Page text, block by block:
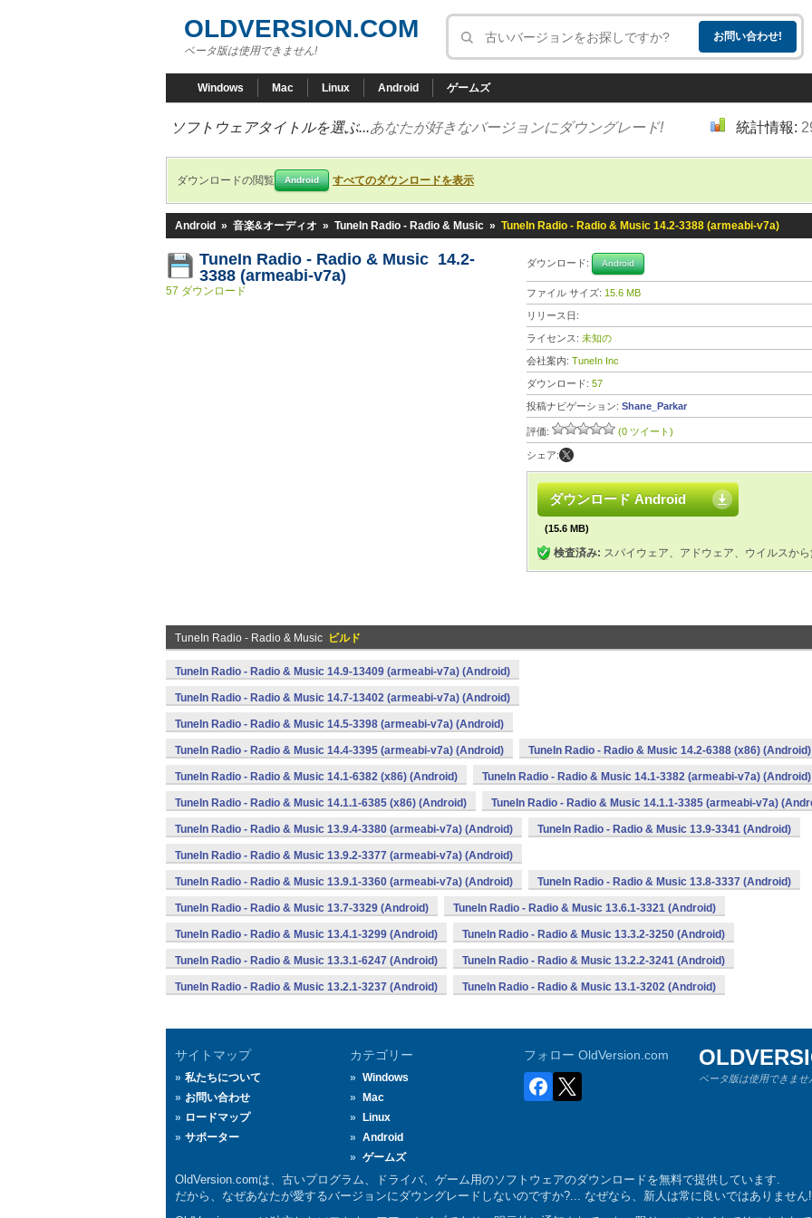
OLDVERSION.COM
ベータ版は使用できません!
Windows Mac Linux Android ゲームズ
ソフトウェアタイトルを選ぶ...あなたが好きなバージョンにダウングレード! 統計情報:
ダウンロードの閲覧 Android すべてのダウンロードを表示
Android » 音楽&オーディオ » TuneIn Radio - Radio & Music » TuneIn Radio - Radio & Music 14.2-3388 (armeabi-v7a)
TuneIn Radio - Radio & Music 14.2-
3388 (armeabi-v7a)
57 ダウンロード
ダウンロード: Android
ファイル サイズ: 15.6 MB
リリース日:
ライセンス: 未知の
会社案内: TuneIn Inc
ダウンロード: 57
投稿ナビゲーション: Shane_Parkar
評価: (0 ツイート)
シェア:
ダウンロード Android
(15.6 MB)
検査済み: スパイウェア、アドウェア、ウイルスか
TuneIn Radio - Radio & Music ビルド
TuneIn Radio - Radio & Music 14.9-13409 (armeabi-v7a) (Android)
TuneIn Radio - Radio & Music 14.7-13402 (armeabi-v7a) (Android)
TuneIn Radio - Radio & Music 14.5-3398 (armeabi-v7a) (Android)
TuneIn Radio - Radio & Music 14.4-3395 (armeabi-v7a) (Android) TuneIn Radio - Radio & Music 14.2-6388 (x86) (Android)
TuneIn Radio - Radio & Music 14.1-6382 (x86) (Android) TuneIn Radio - Radio & Music 14.1-3382 (armeabi-v7a) (Android)
TuneIn Radio - Radio & Music 14.1.1-6385 (x86) (Android) TuneIn Radio - Radio & Music 14.1.1-3385 (armeabi-v7a)
TuneIn Radio - Radio & Music 13.9.4-3380 (armeabi-v7a) (Android) TuneIn Radio - Radio & Music 13.9-3341 (Android)
TuneIn Radio - Radio & Music 13.9.2-3377 (armeabi-v7a) (Android)
TuneIn Radio - Radio & Music 13.9.1-3360 (armeabi-v7a) (Android) TuneIn Radio - Radio & Music 13.8-3337 (Android)
TuneIn Radio - Radio & Music 13.7-3329 (Android) TuneIn Radio - Radio & Music 13.6.1-3321 (Android)
TuneIn Radio - Radio & Music 13.4.1-3299 (Android) TuneIn Radio - Radio & Music 13.3.2-3250 (Android)
TuneIn Radio - Radio & Music 13.3.1-6247 (Android) TuneIn Radio - Radio & Music 13.2.2-3241 (Android)
TuneIn Radio - Radio & Music 13.2.1-3237 (Android) TuneIn Radio - Radio & Music 13.1-3202 (Android)
サイトマップ
私たちについて
お問い合わせ
ロードマップ
サポーター
カテゴリー
Windows
Mac
Linux
Android
ゲームズ
フォロー OldVersion.com
ベータ版は使用できませ
OldVersion.comは、古いプログラム、ドライバ、ゲーム用のソフトウェアのダウンロードを無料で提供しています.
だから、なぜあなたが愛するバージョンにダウングレードしないのですか?... なぜなら、新人は常に良いではありません!